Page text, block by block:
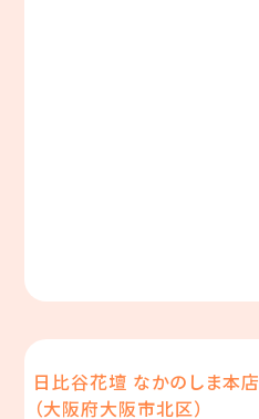
日比谷花壇 なかのしま本店
（大阪府大阪市北区）